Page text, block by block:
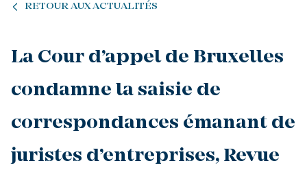
RETOUR AUX ACTUALITÉS
La Cour d’appel de Bruxelles
condamne la saisie de
correspondances émanant de
juristes d’entreprises, Revue